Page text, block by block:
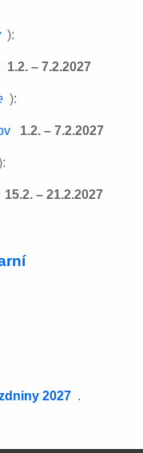
):
1.2. – 7.2.2027
):
1.2. – 7.2.2027
15.2. – 21.2.2027
2027 .